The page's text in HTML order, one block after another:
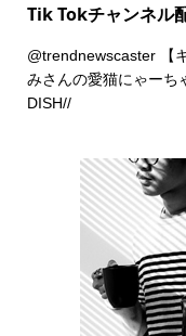
Tik Tokチャンネル
@trendnewscaster【
みさんの愛猫にゃー
DISH//